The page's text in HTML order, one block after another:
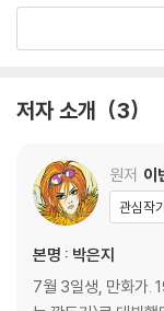
소풍을 화성으로 간다
-가상 현실을 이용해
가상 현실 디자이너·36
-가상 현실을 만드는
축구 선수가 될 테야
-가상 현실에서도 스포
우리 몸 탐험대·44
-의사들이 가상 현실
저자 소개 3
원저 이
관심작
본명 : 박은지
7월 3일생, 만화가.